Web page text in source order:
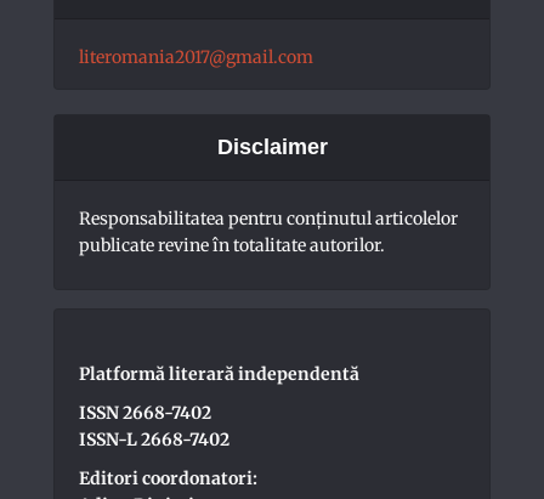
literomania2017@gmail.com
Disclaimer
Responsabilitatea pentru conţinutul articolelor
publicate revine în totalitate autorilor.
Platformă literară independentă
ISSN 2668-7402
ISSN-L 2668-7402
Editori coordonatori: